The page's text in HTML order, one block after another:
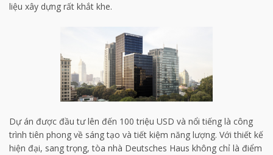
liệu xây dựng rất khắt khe.
Dự án được đầu tư lên đến 100 triệu USD và nổi tiếng là công
trình tiên phong về sáng tạo và tiết kiệm năng lượng. Với thiết kế
hiện đại, sang trọng, tòa nhà Deutsches Haus không chỉ là điểm